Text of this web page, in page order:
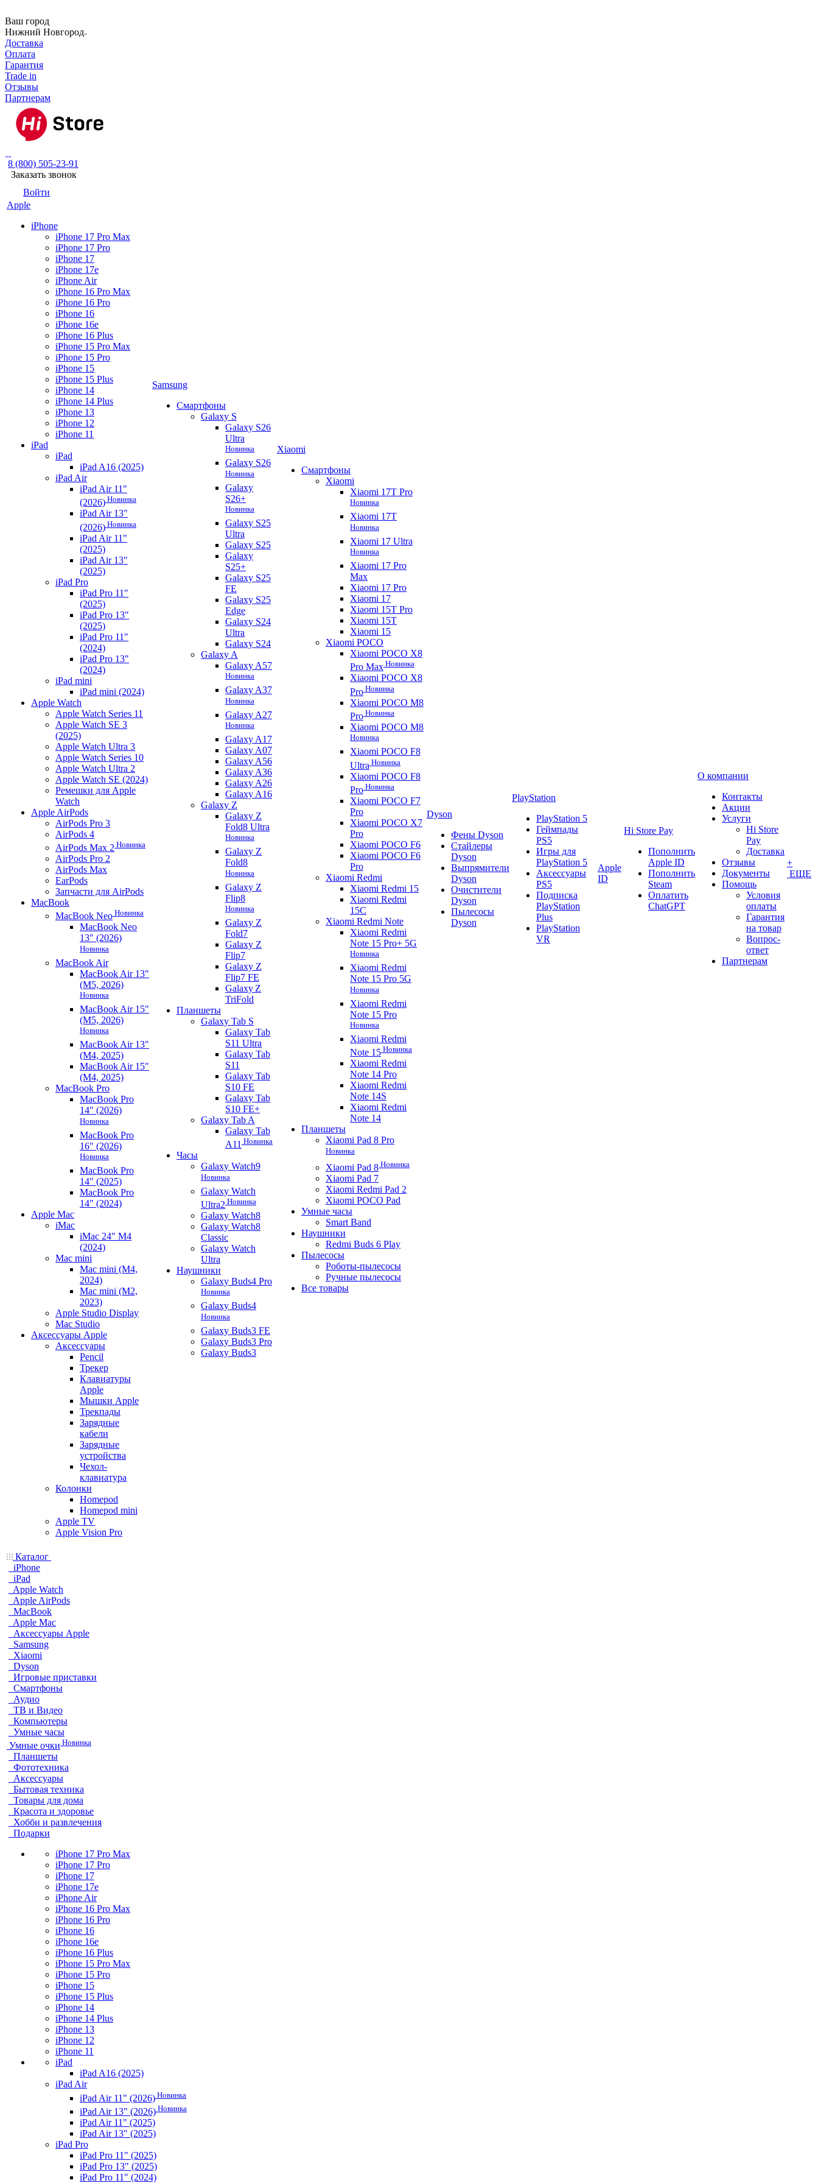
Ваш город
Нижний Новгород
Доставка
Оплата
Гарантия
Trade in
Отзывы
Партнерам
8 (800) 505-23-91
Заказать звонок
Войти
Apple
iPhone
iPhone 17 Pro Max
iPhone 17 Pro
iPhone 17
iPhone 17e
iPhone Air
iPhone 16 Pro Max
iPhone 16 Pro
iPhone 16
iPhone 16e
iPhone 16 Plus
iPhone 15 Pro Max
iPhone 15 Pro
iPhone 15
iPhone 15 Plus
iPhone 14
iPhone 14 Plus
iPhone 13
iPhone 12
iPhone 11
iPad
iPad
iPad A16 (2025)
iPad Air
iPad Air 11"
(2026) Новинка
iPad Air 13"
(2026) Новинка
iPad Air 11"
(2025)
iPad Air 13"
(2025)
iPad Pro
iPad Pro 11"
(2025)
iPad Pro 13"
(2025)
iPad Pro 11"
(2024)
iPad Pro 13"
(2024)
iPad mini
iPad mini (2024)
Apple Watch
Apple Watch Series 11
Apple Watch SE 3
(2025)
Apple Watch Ultra 3
Apple Watch Series 10
Apple Watch Ultra 2
Apple Watch SE (2024)
Ремешки для Apple
Watch
Apple AirPods
AirPods Pro 3
AirPods 4
AirPods Max 2 Новинка
AirPods Pro 2
AirPods Max
EarPods
Запчасти для AirPods
MacBook
MacBook Neo Новинка
MacBook Neo
13" (2026)
Новинка
MacBook Air
MacBook Air 13"
(M5, 2026)
Новинка
MacBook Air 15"
(M5, 2026)
Новинка
MacBook Air 13"
(M4, 2025)
MacBook Air 15"
(M4, 2025)
MacBook Pro
MacBook Pro
14" (2026)
Новинка
MacBook Pro
16" (2026)
Новинка
MacBook Pro
14" (2025)
MacBook Pro
14" (2024)
Apple Mac
iMac
iMac 24" M4
(2024)
Mac mini
Mac mini (M4,
2024)
Mac mini (M2,
2023)
Apple Studio Display
Mac Studio
Аксессуары Apple
Аксессуары
Pencil
Трекер
Клавиатуры
Apple
Мышки Apple
Трекпады
Зарядные
кабели
Зарядные
устройства
Чехол-
клавиатура
Колонки
Homepod
Homepod mini
Apple TV
Apple Vision Pro
Samsung
Смартфоны
Galaxy S
Galaxy S26
Ultra
Новинка
Galaxy S26
Новинка
Galaxy
S26+
Новинка
Galaxy S25
Ultra
Galaxy S25
Galaxy
S25+
Galaxy S25
FE
Galaxy S25
Edge
Galaxy S24
Ultra
Galaxy S24
Galaxy A
Galaxy A57
Новинка
Galaxy A37
Новинка
Galaxy A27
Новинка
Galaxy A17
Galaxy A07
Galaxy A56
Galaxy A36
Galaxy A26
Galaxy A16
Galaxy Z
Galaxy Z
Fold8 Ultra
Новинка
Galaxy Z
Fold8
Новинка
Galaxy Z
Flip8
Новинка
Galaxy Z
Fold7
Galaxy Z
Flip7
Galaxy Z
Flip7 FE
Galaxy Z
TriFold
Планшеты
Galaxy Tab S
Galaxy Tab
S11 Ultra
Galaxy Tab
S11
Galaxy Tab
S10 FE
Galaxy Tab
S10 FE+
Galaxy Tab A
Galaxy Tab
A11 Новинка
Часы
Galaxy Watch9
Новинка
Galaxy Watch
Ultra2 Новинка
Galaxy Watch8
Galaxy Watch8
Classic
Galaxy Watch
Ultra
Наушники
Galaxy Buds4 Pro
Новинка
Galaxy Buds4
Новинка
Galaxy Buds3 FE
Galaxy Buds3 Pro
Galaxy Buds3
Xiaomi
Смартфоны
Xiaomi
Xiaomi 17T Pro
Новинка
Xiaomi 17T
Новинка
Xiaomi 17 Ultra
Новинка
Xiaomi 17 Pro
Max
Xiaomi 17 Pro
Xiaomi 17
Xiaomi 15T Pro
Xiaomi 15T
Xiaomi 15
Xiaomi POCO
Xiaomi POCO X8
Pro Max Новинка
Xiaomi POCO X8
Pro Новинка
Xiaomi POCO M8
Pro Новинка
Xiaomi POCO M8
Новинка
Xiaomi POCO F8
Ultra Новинка
Xiaomi POCO F8
Pro Новинка
Xiaomi POCO F7
Pro
Xiaomi POCO X7
Pro
Xiaomi POCO F6
Xiaomi POCO F6
Pro
Xiaomi Redmi
Xiaomi Redmi 15
Xiaomi Redmi
15C
Xiaomi Redmi Note
Xiaomi Redmi
Note 15 Pro+ 5G
Новинка
Xiaomi Redmi
Note 15 Pro 5G
Новинка
Xiaomi Redmi
Note 15 Pro
Новинка
Xiaomi Redmi
Note 15 Новинка
Xiaomi Redmi
Note 14 Pro
Xiaomi Redmi
Note 14S
Xiaomi Redmi
Note 14
Планшеты
Xiaomi Pad 8 Pro
Новинка
Xiaomi Pad 8 Новинка
Xiaomi Pad 7
Xiaomi Redmi Pad 2
Xiaomi POCO Pad
Умные часы
Smart Band
Наушники
Redmi Buds 6 Play
Пылесосы
Роботы-пылесосы
Ручные пылесосы
Все товары
Dyson
Фены Dyson
Стайлеры
Dyson
Выпрямители
Dyson
Очистители
Dyson
Пылесосы
Dyson
PlayStation
PlayStation 5
Геймпады
PS5
Игры для
PlayStation 5
Аксессуары
PS5
Подписка
PlayStation
Plus
PlayStation
VR
Apple
ID
Hi Store Pay
Пополнить
Apple ID
Пополнить
Steam
Оплатить
ChatGPT
О компании
Контакты
Акции
Услуги
Hi Store
Pay
Доставка
Отзывы
Документы
Помощь
Условия
оплаты
Гарантия
на товар
Вопрос-
ответ
Партнерам
+
ЕЩЕ
Каталог
iPhone
iPad
Apple Watch
Apple AirPods
MacBook
Apple Mac
Аксессуары Apple
Samsung
Xiaomi
Dyson
Игровые приставки
Смартфоны
Аудио
ТВ и Видео
Компьютеры
Умные часы
Умные очки Новинка
Планшеты
Фототехника
Аксессуары
Бытовая техника
Товары для дома
Красота и здоровье
Хобби и развлечения
Подарки
iPhone 17 Pro Max
iPhone 17 Pro
iPhone 17
iPhone 17e
iPhone Air
iPhone 16 Pro Max
iPhone 16 Pro
iPhone 16
iPhone 16e
iPhone 16 Plus
iPhone 15 Pro Max
iPhone 15 Pro
iPhone 15
iPhone 15 Plus
iPhone 14
iPhone 14 Plus
iPhone 13
iPhone 12
iPhone 11
iPad
iPad A16 (2025)
iPad Air
iPad Air 11" (2026) Новинка
iPad Air 13" (2026) Новинка
iPad Air 11" (2025)
iPad Air 13" (2025)
iPad Pro
iPad Pro 11" (2025)
iPad Pro 13" (2025)
iPad Pro 11" (2024)